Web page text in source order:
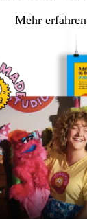
Mehr erfahren